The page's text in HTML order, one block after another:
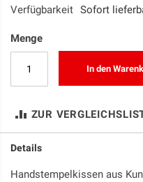
Verfügbarkeit Sofort
Menge
In den
ZUR
Details
Handstempelkissen aus